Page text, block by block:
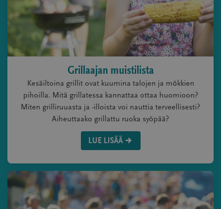
Grillaajan muistilista
Kesäiltoina grillit ovat kuumina talojen ja mökkien
pihoilla. Mitä grillatessa kannattaa ottaa huomioon?
Miten grilliruuasta ja -illoista voi nauttia terveellisesti?
Aiheuttaako grillattu ruoka syöpää?
LUE LISÄÄ